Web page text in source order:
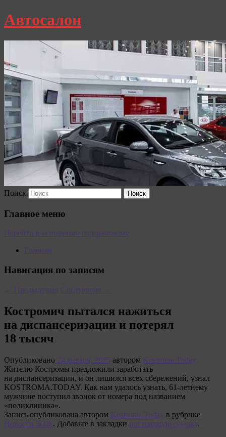
Автосалон
Поиск
Главное меню
Перейти к основному содержимому
Главная
Навигация по записям
← Предыдущая Следующая →
Костромич пытался нажиться
на диспансеризации и потерял
18 тысяч
Опубликовано 24 января, 2025 автором Kostroma.Today
Жителю Костромы предложили заработать
на диспансеризации, и он лишился всех сбережений, узнал
KOSTROMA.TODAY. Как нам удалось узнать, 61-летнему
мужчине поступил звонок от номера под названием
«поликлиника».
Запись опубликована автором Kostroma.Today в рубрике
Новости ЗОЖ. Добавьте в закладки постоянную ссылку.